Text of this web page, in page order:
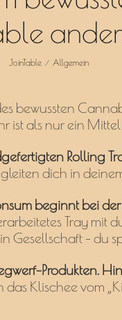
byJoinTable
Posted
Allgemein
bewussten
ist als nur ein Mittel
Rolling
dich in
beginnt bei
Tray
Gesellschaft – du
Produkten.
das Klischee vom